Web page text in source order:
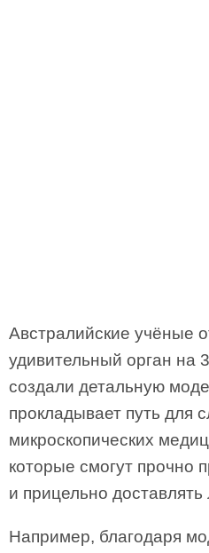
Австралийские учёные
удивительный орган на
создали детальную
прокладывает путь для
микроскопических
которые смогут прочно
и прицельно доставлять
Например, благодаря